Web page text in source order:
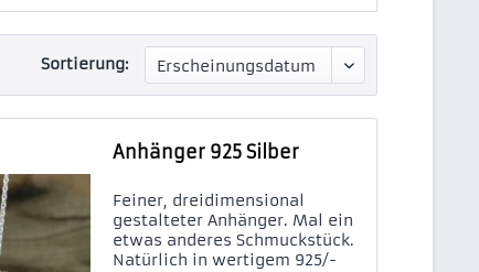
Sortierung:
Anhänger 925 Silber
Feiner, dreidimensional
gestalteter Anhänger. Mal ein
etwas anderes Schmuckstück.
Natürlich in wertigem 925/-